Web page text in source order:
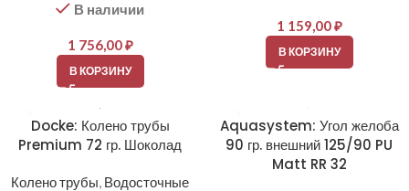
В наличии
1 756,00₽
В КОРЗИНУ
1 159,00₽
В КОРЗИНУ
Docke: Колено трубы
Premium 72 гр. Шоколад
Колено трубы, Водосточные
Aquasystem: Угол желоба
90 гр. внешний 125/90 PU
Matt RR 32